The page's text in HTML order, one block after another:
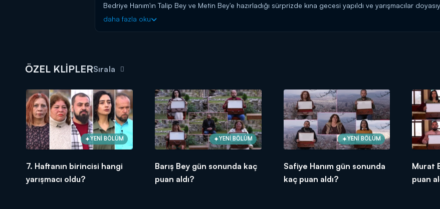
Bedriye Hanım'ın Talip Bey ve Metin Bey'e hazırladığı sürprizde kına gecesi yapıldı ve yarışmacılar
Yatıya Misafirim Var hafta içi her gün saat 15.45'te
daha fazla oku
ÖZEL KLİPLERSırala
YENİ BÖLÜM
7. Haftanın birincisi hangi
yarışmacı oldu?
YENİ BÖLÜM
Barış Bey gün sonunda kaç
puan aldı?
YENİ BÖLÜM
Safiye Hanım gün sonunda
kaç puan aldı?
Murat
puan